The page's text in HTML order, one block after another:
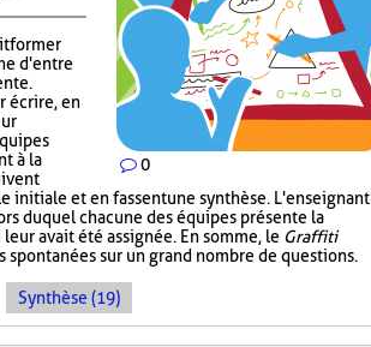
0
former
d'entre
écrire, en
à la
initiale et en fassent une synthèse. L'enseignant
duquel chacune des équipes présente la
avait été assignée. En somme, le Graffiti
sur un grand nombre de questions.
Synthèse (19)